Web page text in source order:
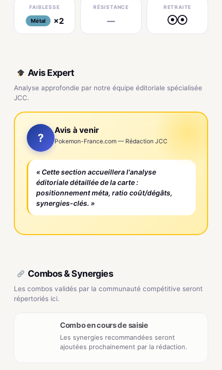
FAIBLESSE
Métal ×2
RÉSISTANCE
—
RETRAITE
● ●
Avis Expert
Analyse approfondie par notre équipe éditoriale spécialisée
JCC.
?
Avis à venir
Pokemon-France.com — Rédaction JCC
« Cette section accueillera l'analyse
éditoriale détaillée de la carte :
positionnement méta, ratio coût/dégâts,
synergies-clés. »
Combos & Synergies
Les combos validés par la communauté compétitive seront
répertoriés ici.
Combo en cours de saisie
Les synergies recommandées seront
ajoutées prochainement par la rédaction.